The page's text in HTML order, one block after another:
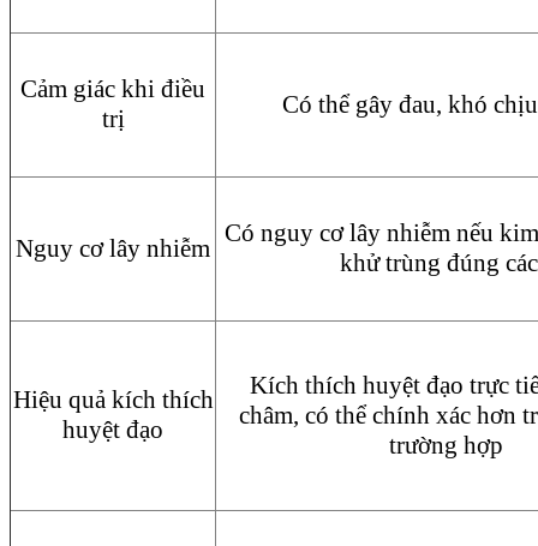
Cảm giác khi điều
trị
Có thể gây đau, khó
Nguy cơ lây nhiễm
Có nguy cơ lây nhiễm nếu
khử trùng đúng
Hiệu quả kích thích
huyệt đạo
Kích thích huyệt đạo trực
châm, có thể chính xác hơn
trường hợp